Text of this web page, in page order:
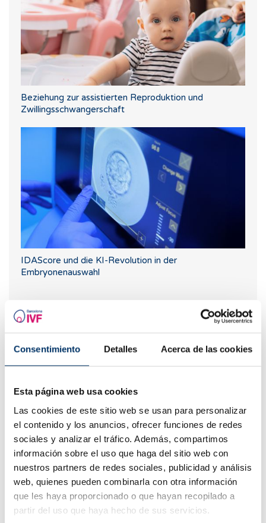
Consentimiento Detalles Acerca de las cookies
Esta página web usa cookies
Las cookies de este sitio web se usan para personalizar
el contenido y los anuncios, ofrecer funciones de redes
sociales y analizar el tráfico. Además, compartimos
información sobre el uso que haga del sitio web con
nuestros partners de redes sociales, publicidad y análisis
web, quienes pueden combinarla con otra información
que les haya proporcionado o que hayan recopilado a
partir del uso que haya hecho de sus servicios.
Beziehung zur assistierten Reproduktion und
Zwillingsschwangerschaft
IDAScore und die KI-Revolution in der
Embryonenauswahl
Dies sind die häufigsten Zweifel an der Wahl des
Geschlechts bei der assistierten Reproduktion